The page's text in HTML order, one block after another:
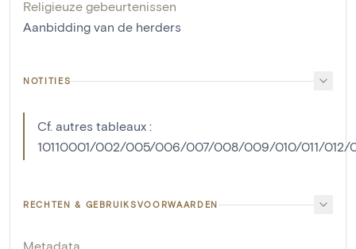
Religieuze gebeurtenissen
Aanbidding van de herders
NOTITIES
Cf. autres tableaux :
10110001/002/005/006/007/008/009/010/011/012/
RECHTEN & GEBRUIKSVOORWAARDEN
Metadata